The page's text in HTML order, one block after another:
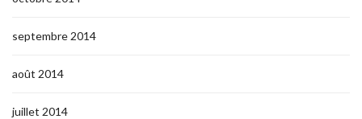
septembre 2014
août 2014
juillet 2014